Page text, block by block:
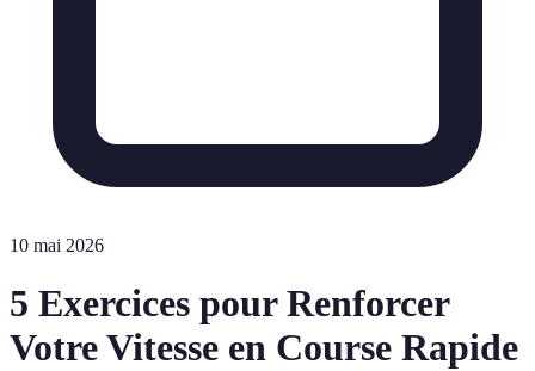
10 mai 2026
5 Exercices pour Renforcer
Votre Vitesse en Course Rapide